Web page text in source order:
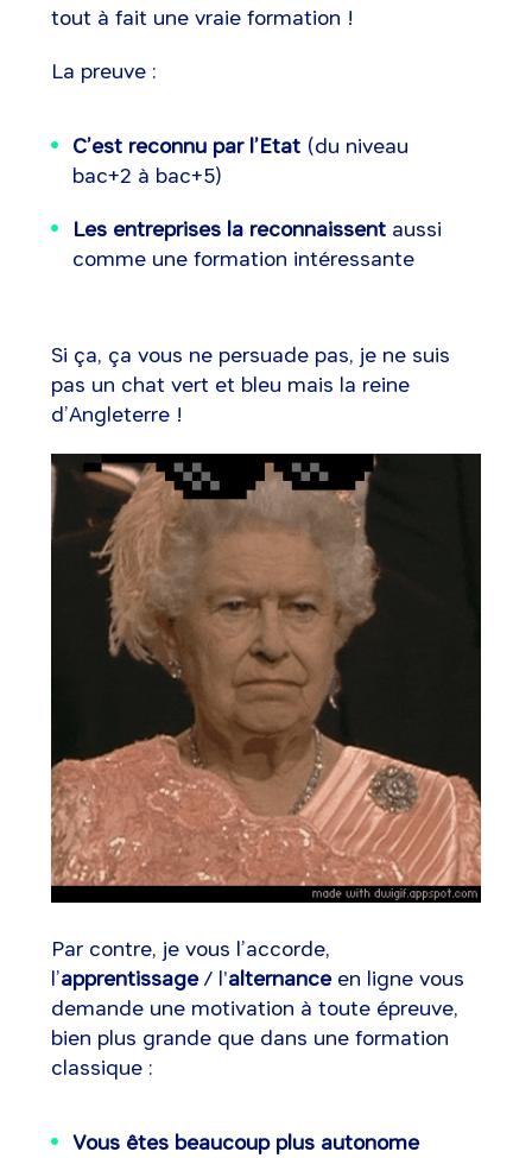
tout à fait une vraie formation !
La preuve :
C’est reconnu par l’Etat(du niveau
bac+2 à bac+5)
Les entreprises la reconnaissent aussi
comme une formation intéressante
Si ça, ça vous ne persuade pas, je ne suis
pas un chat vert et bleu mais la reine
d’Angleterre !
Par contre, je vous l’accorde,
l’apprentissage/ l'alternanceen ligne vous
demande une motivation à toute épreuve,
bien plus grande que dans une formation
classique :
Vous êtes beaucoup plus autonome